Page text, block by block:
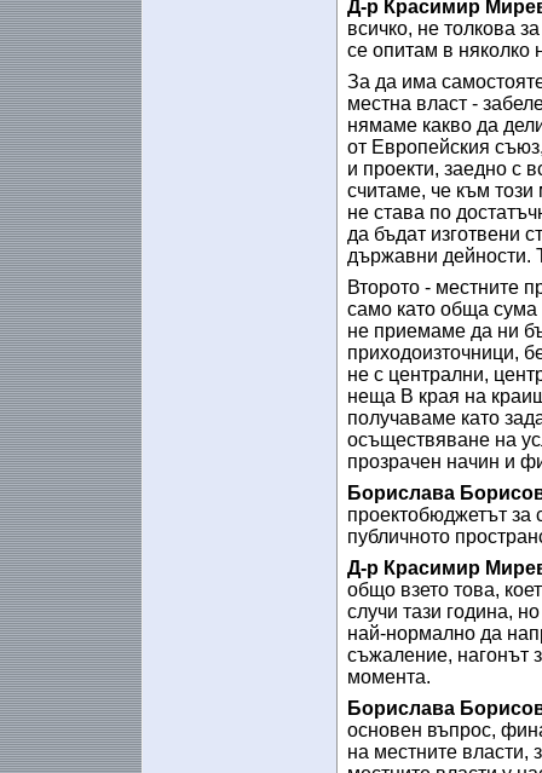
Д-р Красимир
всичко, не толкова
се опитам в няколко
За да има
местна власт -
нямаме какво да
от Европейския
и проекти, заедно с
считаме, че към
не става по
да бъдат изготвени
държавни дейности.
Второто - местните
само като обща
не приемаме да ни
приходоизточници,
не с централни,
неща В края на
получаваме като
осъществяване на
прозрачен начин и
Борислава
проектобюджетът
публичното
Д-р Красимир
общо взето това,
случи тази година,
най-нормално да
съжаление, нагонът
момента.
Борислава
основен въпрос,
на местните власти,